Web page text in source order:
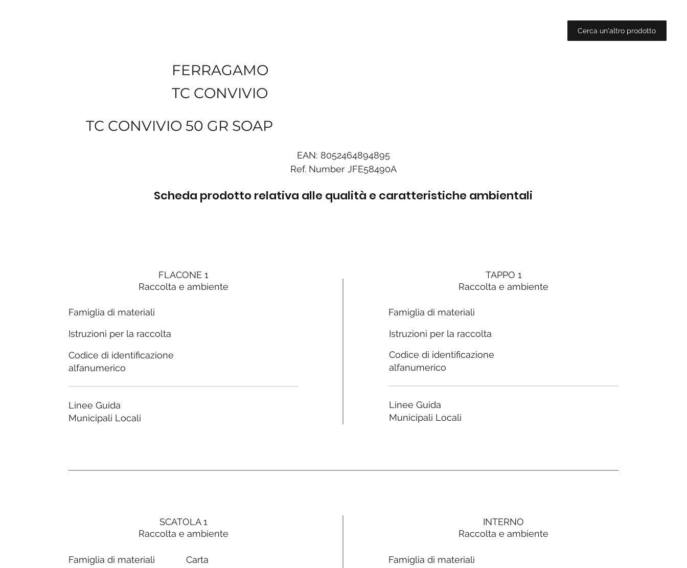
Cerca un'altro prodotto
FERRAGAMO
TC CONVIVIO
TC CONVIVIO 50 GR SOAP
EAN: 8052464894895
Ref. Number JFE58490A
Scheda prodotto relativa alle qualità e caratteristiche ambientali
FLACONE 1
Raccolta e ambiente
Famiglia di materiali
Istruzioni per la raccolta
Codice di identificazione
alfanumerico
Linee Guida
Municipali Locali
SCATOLA 1
Raccolta e ambiente
Famiglia di materiali
Carta
TAPPO 1
Raccolta e ambiente
Famiglia di materiali
Istruzioni per la raccolta
Codice di identificazione
alfanumerico
Linee Guida
Municipali Locali
INTERNO
Raccolta e ambiente
Famiglia di materiali